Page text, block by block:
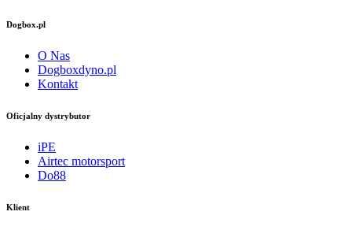
Dogbox.pl
O Nas
Dogboxdyno.pl
Kontakt
Oficjalny dystrybutor
iPE
Airtec motorsport
Do88
Klient